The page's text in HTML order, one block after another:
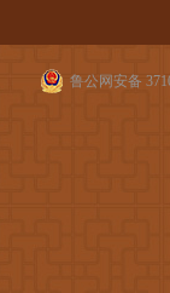
鲁公网安备